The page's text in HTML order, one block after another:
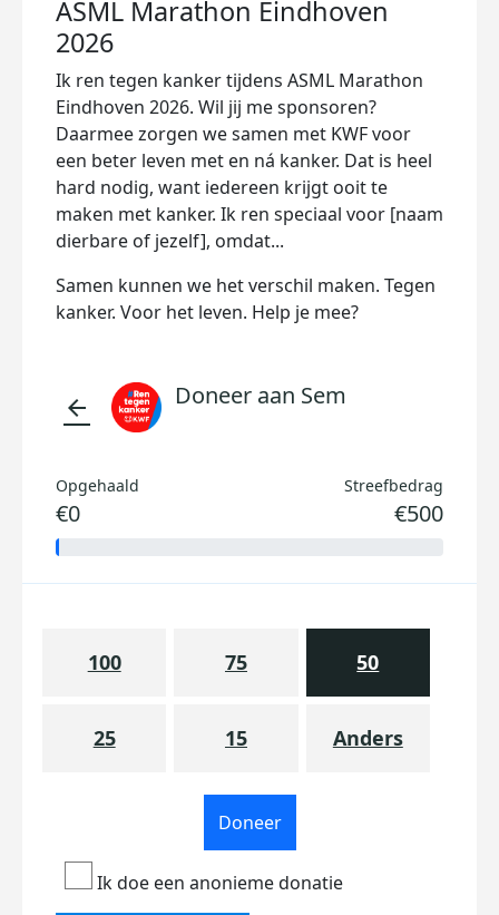
ASML Marathon Eindhoven
2026
Ik ren tegen kanker tijdens ASML Marathon
Eindhoven 2026. Wil jij me sponsoren?
Daarmee zorgen we samen met KWF voor
een beter leven met en ná kanker. Dat is heel
hard nodig, want iedereen krijgt ooit te
maken met kanker. Ik ren speciaal voor [naam
dierbare of jezelf], omdat...
Samen kunnen we het verschil maken. Tegen
kanker. Voor het leven. Help je mee?
arrow_back Doneer aan Sem
Opgehaald
€0
Streefbedrag
€500
100 75 50
25 15 Anders
Doneer
Ik doe een anonieme donatie